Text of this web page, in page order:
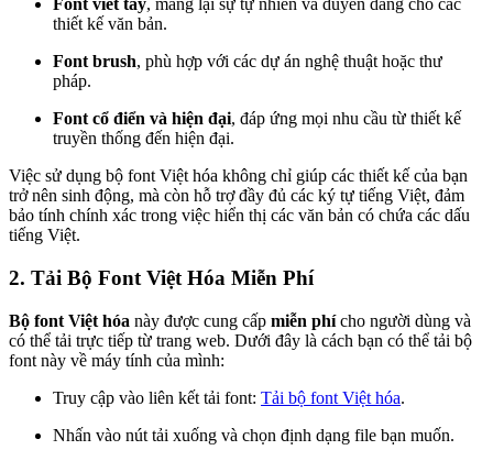
Font viết tay, mang lại sự tự nhiên và duyên dáng cho các
thiết kế văn bản.
Font brush, phù hợp với các dự án nghệ thuật hoặc thư
pháp.
Font cổ điển và hiện đại, đáp ứng mọi nhu cầu từ thiết kế
truyền thống đến hiện đại.
Việc sử dụng bộ font Việt hóa không chỉ giúp các thiết kế của bạn
trở nên sinh động, mà còn hỗ trợ đầy đủ các ký tự tiếng Việt, đảm
bảo tính chính xác trong việc hiển thị các văn bản có chứa các dấu
tiếng Việt.
2. Tải Bộ Font Việt Hóa Miễn Phí
Bộ font Việt hóa này được cung cấp miễn phícho người dùng và
có thể tải trực tiếp từ trang web. Dưới đây là cách bạn có thể tải bộ
font này về máy tính của mình:
Truy cập vào liên kết tải font: Tải bộ font Việt hóa.
Nhấn vào nút tải xuống và chọn định dạng file bạn muốn.